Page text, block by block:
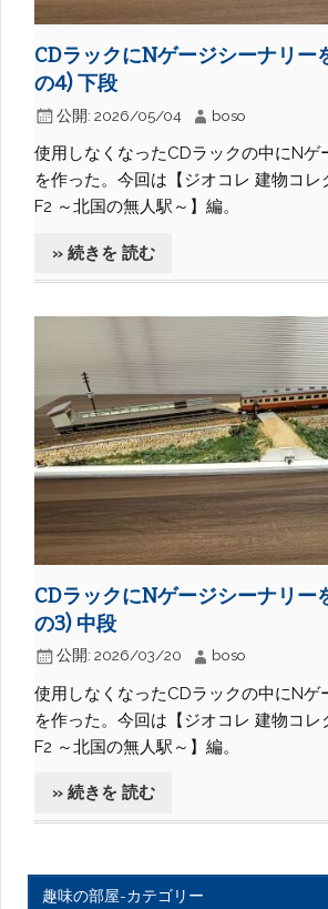
CDラックにNゲージシーナリー
の4) 下段
公開: 2026/05/04 boso
使用しなくなったCDラックの中にNゲ
を作った。今回は【ジオコレ 建物コレ
F2 ～北国の無人駅～】編。
» 続きを 読む
CDラックにNゲージシーナリー
の3) 中段
公開: 2026/03/20 boso
使用しなくなったCDラックの中にNゲ
を作った。今回は【ジオコレ 建物コレ
F2 ～北国の無人駅～】編。
» 続きを 読む
趣味の部屋-カテゴリー